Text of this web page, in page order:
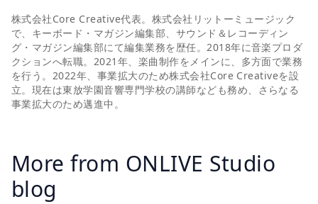
株式会社Core Creative代表。株式会社リットーミュージック
で、キーボード・マガジン編集部、サウンド＆レコーディン
グ・マガジン編集部にて編集業務を歴任。2018年に音楽プロダ
クションへ転職。2021年、楽曲制作をメインに、多方面で業務
を行う。2022年、事業拡大のため株式会社Core Creativeを設
立。現在は東放学園音響専門学校の講師なども務め、さらなる
事業拡大のため邁進中。
More from ONLIVE Studio
blog